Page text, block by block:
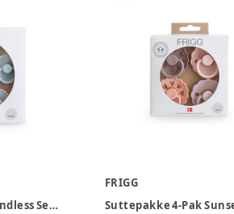
Suttepakke 6-Pak Endless Sea Latex Str. 1
FRIGG